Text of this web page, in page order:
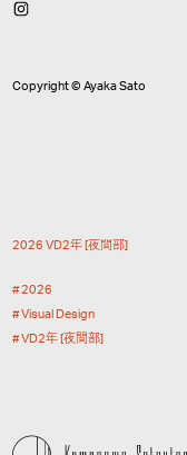
Copyright © Ayaka Sato
2026 VD2年 [夜間部]
2026
Visual Design
VD2年 [夜間部]